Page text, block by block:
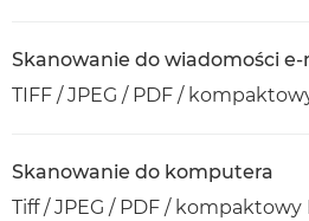
Skanowanie do wiadomości e-
TIFF / JPEG / PDF /
Skanowanie do komputera
Tiff / JPEG / PDF / kompaktowy